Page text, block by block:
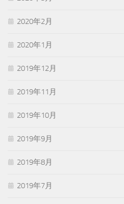
2020年2月
2020年1月
2019年12月
2019年11月
2019年10月
2019年9月
2019年8月
2019年7月